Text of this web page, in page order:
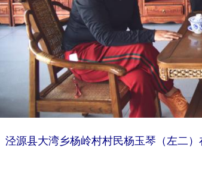
泾源县大湾乡杨岭村村民杨玉琴（左二）